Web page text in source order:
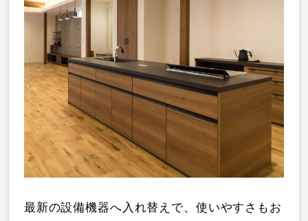
最新の設備機器へ入れ替えで、使いやすさもお